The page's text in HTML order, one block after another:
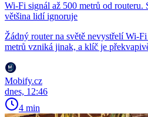
Wi-Fi signál až 500 metrů od routeru.
většina lidí ignoruje
Žádný router na světě nevystřelí Wi-
metrů vzniká jinak, a klíč je
Mobify.cz
dnes, 12:46
4 min